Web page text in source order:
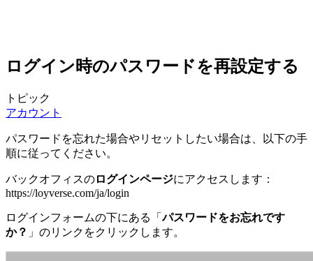
ログイン時のパスワードを再設定する
トピック
アカウント
パスワードを忘れた場合やリセットしたい場合は、以下の手
順に従ってください。
バックオフィスのログインページにアクセスします：
https://loyverse.com/ja/login
ログインフォームの下にある「パスワードをお忘れです
か？ 」のリンクをクリックします。